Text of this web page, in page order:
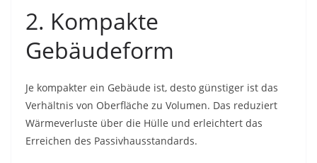
2. Kompakte
Gebäudeform
Je kompakter ein Gebäude ist, desto günstiger ist das
Verhältnis von Oberfläche zu Volumen. Das reduziert
Wärmeverluste über die Hülle und erleichtert das
Erreichen des Passivhausstandards.